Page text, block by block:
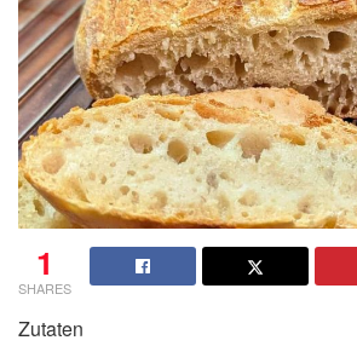
1
SHARES
Zutaten